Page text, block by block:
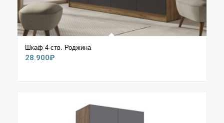
Шкаф 4-ств. Роджина
28.900₽